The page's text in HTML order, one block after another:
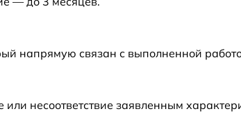
от 60 мин
напрямую связан с выполненной
несоответствие заявленным